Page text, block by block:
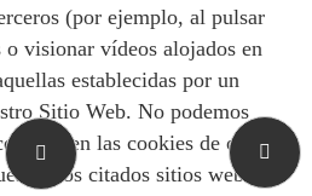
(por ejemplo, al pulsar
o visionar vídeos alojados en
establecidas por un
Sitio Web. No podemos
en las cookies de otros
en los citados sitios web.